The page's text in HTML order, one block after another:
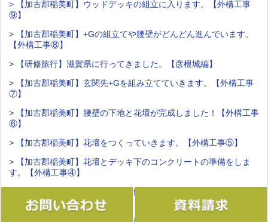
> 【加古郡稲美町】ウッドデッキの組立に入ります。【外構工事
⑨】
> 【加古郡稲美町】+Gの組立てや腰壁がどんどん進んでいます。
【外構工事⑧】
> 【研修旅行】滋賀県に行ってきました。【彦根城編】
> 【加古郡稲美町】玄関先+Gを組み立てていきます。【外構工事
⑦】
> 【加古郡稲美町】腰壁の下地と花壇が完成しました！【外構工事
⑥】
> 【加古郡稲美町】花壇をつくっていきます。【外構工事⑤】
> 【加古郡稲美町】花壇とデッキ下のコンクリートの準備をしま
す。【外構工事④】
> 【加古郡稲美町】既存ブロック解体を行ないます。【外構工事